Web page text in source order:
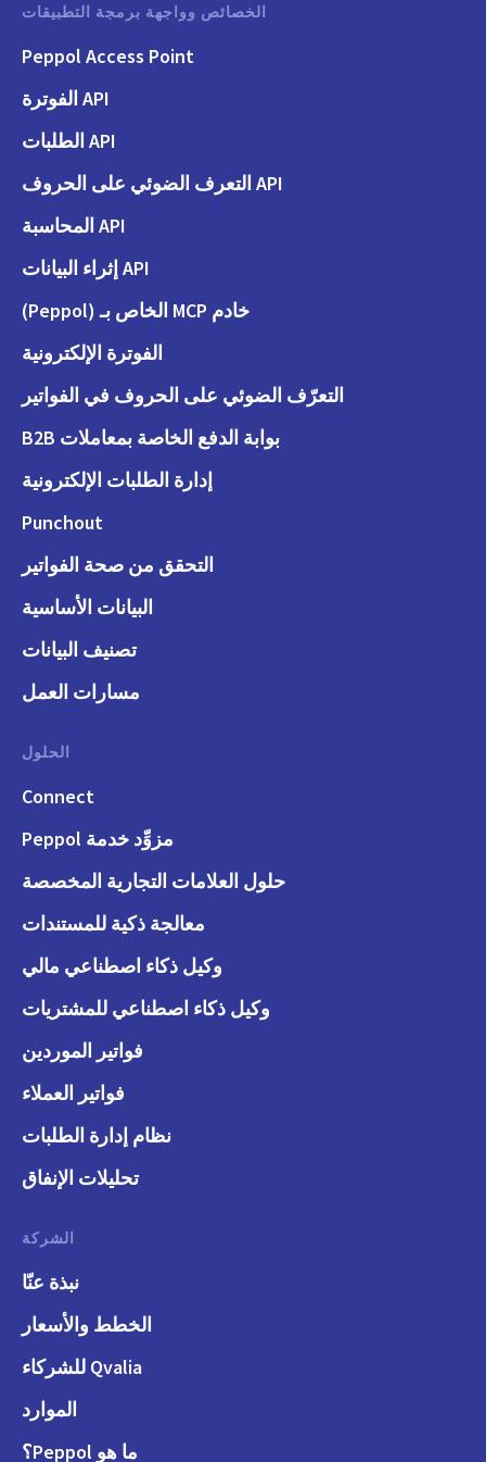
الخصائص وواجهة برمجة التطبيقات
Peppol Access Point
API الفوترة
API الطلبات
API التعرف الضوئي على الحروف
API المحاسبة
API إثراء البيانات
خادم MCP الخاص بـ (Peppol)
الفوترة الإلكترونية
التعرّف الضوئي على الحروف في الفواتير
بوابة الدفع الخاصة بمعاملات B2B
إدارة الطلبات الإلكترونية
Punchout
التحقق من صحة الفواتير
البيانات الأساسية
تصنيف البيانات
مسارات العمل
الحلول
Connect
مزوِّد خدمة Peppol
حلول العلامات التجارية المخصصة
معالجة ذكية للمستندات
وكيل ذكاء اصطناعي مالي
وكيل ذكاء اصطناعي للمشتريات
فواتير الموردين
فواتير العملاء
نظام إدارة الطلبات
تحليلات الإنفاق
الشركة
نبذة عنّا
الخطط والأسعار
Qvalia للشركاء
الموارد
ما هو Peppol؟